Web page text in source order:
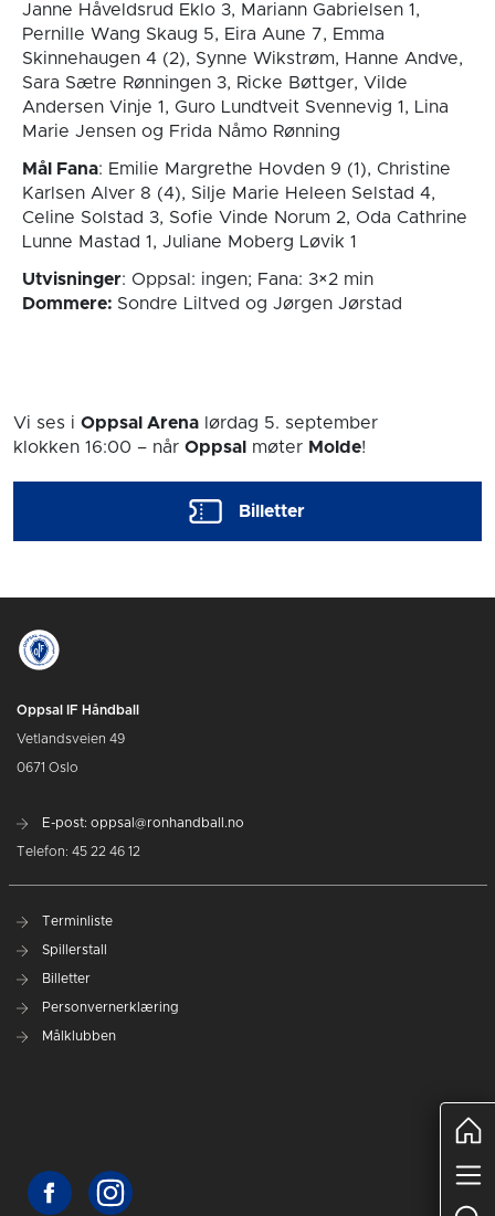
Janne Håveldsrud Eklo 3, Mariann Gabrielsen 1,
Pernille Wang Skaug 5, Eira Aune 7, Emma
Skinnehaugen 4 (2), Synne Wikstrøm, Hanne Andve,
Sara Sætre Rønningen 3, Ricke Bøttger, Vilde
Andersen Vinje 1, Guro Lundtveit Svennevig 1, Lina
Marie Jensen og Frida Nåmo Rønning
Mål Fana: Emilie Margrethe Hovden 9 (1), Christine
Karlsen Alver 8 (4), Silje Marie Heleen Selstad 4,
Celine Solstad 3, Sofie Vinde Norum 2, Oda Cathrine
Lunne Mastad 1, Juliane Moberg Løvik 1
Utvisninger: Oppsal: ingen; Fana: 3×2 min
Dommere: Sondre Liltved og Jørgen Jørstad
Vi ses i Oppsal Arena lørdag 5. september
klokken 16:00 – når Oppsal møter Molde!
Billetter
Oppsal IF Håndball
Vetlandsveien 49
0671 Oslo
E-post: oppsal@ronhandball.no
Telefon: 45 22 46 12
Terminliste
Spillerstall
Billetter
Personvernerklæring
Målklubben